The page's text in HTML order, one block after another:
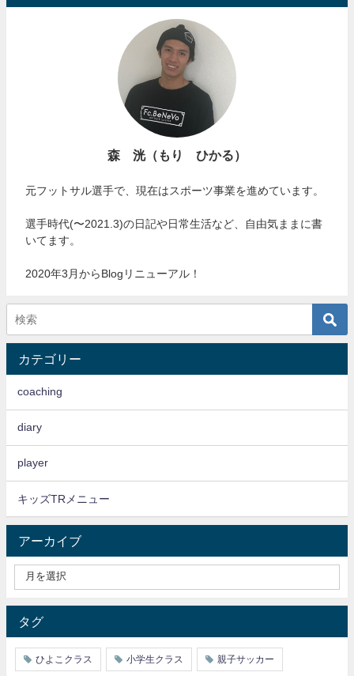
森 洸（もり ひかる）
元フットサル選手で、現在はスポーツ事業を進めています。
選手時代(〜2021.3)の日記や日常生活など、自由気ままに書
いてます。
2020年3月からBlogリニューアル！
カテゴリー
coaching
diary
player
キッズTRメニュー
アーカイブ
タグ
ひよこクラス 小学生クラス 親子サッカー